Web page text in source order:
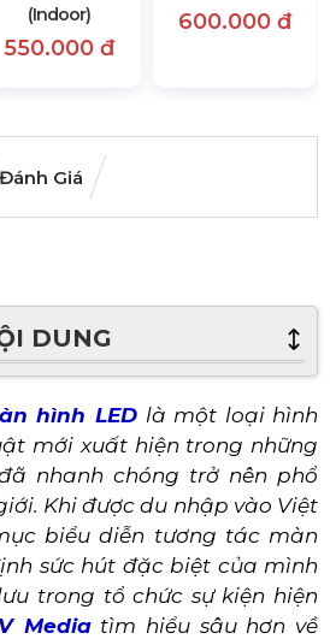
(Indoor)
550.000 đ
600.000 đ
Đánh Giá
DUNG
hình LED là một loại hình
mới xuất hiện trong những
nhanh chóng trở nên phổ
Khi được du nhập vào Việt
biểu diễn tương tác màn
sức hút đặc biệt của mình
trong tổ chức sự kiện hiện
Mediatìm hiểu sâu hơn về